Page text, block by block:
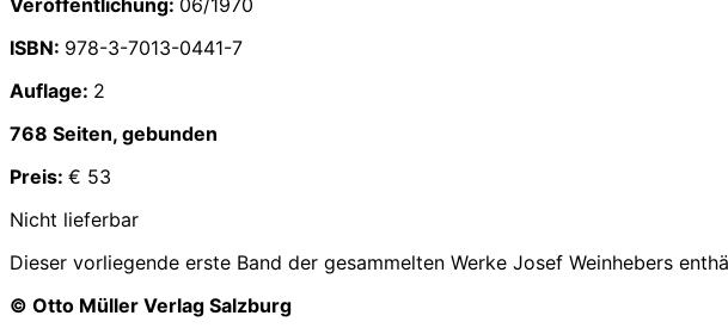
ISBN: 978-3-7013-0441-7
Auflage: 2
768 Seiten, gebunden
Preis: € 53
Nicht lieferbar
Dieser vorliegende erste Band der gesammelten Werke Josef Weinhebers
© Otto Müller Verlag Salzburg